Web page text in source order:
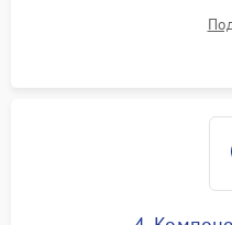
питания скалера и